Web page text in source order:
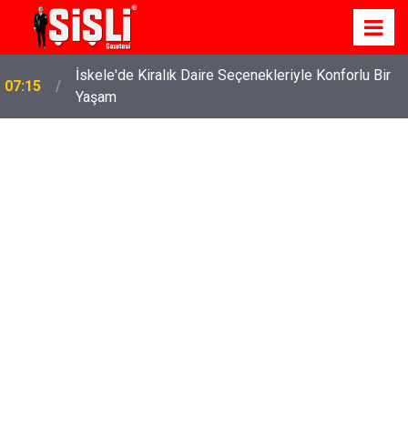
07:15
İskele'de Kiralık Daire Seçenekleriyle Konforlu Bir
Yaşam